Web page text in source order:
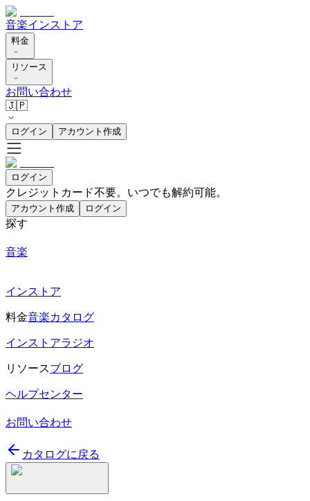
音楽インストア
料金
リソース
お問い合わせ
🇯🇵
ログイン アカウント作成
ログイン
クレジットカード不要。いつでも解約可能。
アカウント作成 ログイン
探す
音楽
インストア
料金音楽カタログ
インストアラジオ
リソースブログ
ヘルプセンター
お問い合わせ
カタログに戻る